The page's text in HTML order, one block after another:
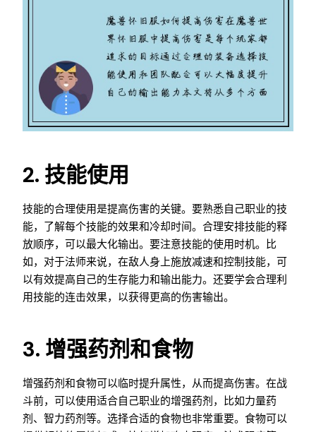
2. 技能使用
技能的合理使用是提高伤害的关键。要熟悉自己职业的技
能，了解每个技能的效果和冷却时间。合理安排技能的释
放顺序，可以最大化输出。要注意技能的使用时机。比
如，对于法师来说，在敌人身上施放减速和控制技能，可
以有效提高自己的生存能力和输出能力。还要学会合理利
用技能的连击效果，以获得更高的伤害输出。
3. 增强药剂和食物
增强药剂和食物可以临时提升属性，从而提高伤害。在战
斗前，可以使用适合自己职业的增强药剂，比如力量药
剂、智力药剂等。选择合适的食物也非常重要。食物可以